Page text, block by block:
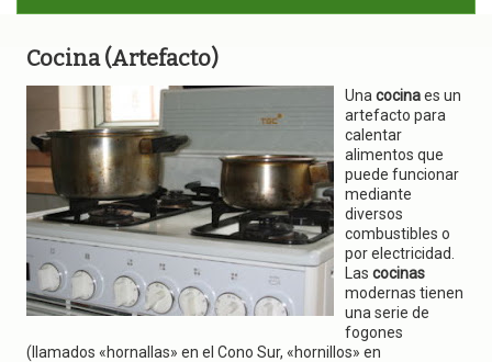
o
e
v
i
g
a
t
i
o
Cocina (Artefacto)
Una cocinaes un
artefacto para
calentar
alimentos que
puede funcionar
mediante
diversos
combustibles o
por electricidad.
Las cocinas
modernas tienen
una serie de
fogones
(llamados «hornallas» en el Cono Sur, «hornillos» en